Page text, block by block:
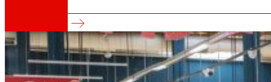
Així som
Tot el nostre ADN: un viatge per la missió, la
Manté l’impuls comercial i consolida el seu